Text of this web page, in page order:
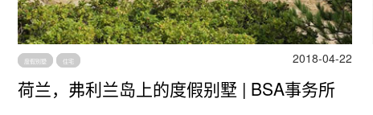
度假别墅 住宅 2018-04-22
荷兰，弗利兰岛上的度假别墅 | BSA事务所